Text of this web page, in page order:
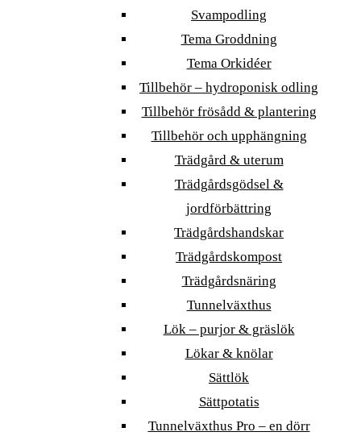
Svampodling
Tema Groddning
Tema Orkidéer
Tillbehör – hydroponisk odling
Tillbehör frösådd & plantering
Tillbehör och upphängning
Trädgård & uterum
Trädgårdsgödsel &
jordförbättring
Trädgårdshandskar
Trädgårdskompost
Trädgårdsnäring
Tunnelväxthus
Lök – purjor & gräslök
Lökar & knölar
Sättlök
Sättpotatis
Tunnelväxthus Pro – en dörr